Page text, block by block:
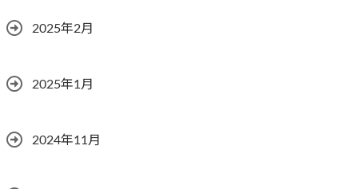
2025年2月
2025年1月
2024年11月